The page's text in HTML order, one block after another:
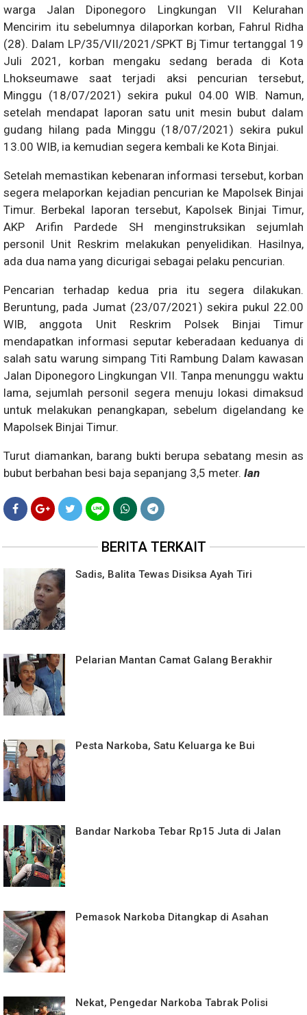
warga Jalan Diponegoro Lingkungan VII Kelurahan
Mencirim itu sebelumnya dilaporkan korban, Fahrul Ridha
(28). Dalam LP/35/VII/2021/SPKT Bj Timur tertanggal 19
Juli 2021, korban mengaku sedang berada di Kota
Lhokseumawe saat terjadi aksi pencurian tersebut,
Minggu (18/07/2021) sekira pukul 04.00 WIB. Namun,
setelah mendapat laporan satu unit mesin bubut dalam
gudang hilang pada Minggu (18/07/2021) sekira pukul
13.00 WIB, ia kemudian segera kembali ke Kota Binjai.
Setelah memastikan kebenaran informasi tersebut, korban
segera melaporkan kejadian pencurian ke Mapolsek Binjai
Timur. Berbekal laporan tersebut, Kapolsek Binjai Timur,
AKP Arifin Pardede SH menginstruksikan sejumlah
personil Unit Reskrim melakukan penyelidikan. Hasilnya,
ada dua nama yang dicurigai sebagai pelaku pencurian.
Pencarian terhadap kedua pria itu segera dilakukan.
Beruntung, pada Jumat (23/07/2021) sekira pukul 22.00
WIB, anggota Unit Reskrim Polsek Binjai Timur
mendapatkan informasi seputar keberadaan keduanya di
salah satu warung simpang Titi Rambung Dalam kawasan
Jalan Diponegoro Lingkungan VII. Tanpa menunggu waktu
lama, sejumlah personil segera menuju lokasi dimaksud
untuk melakukan penangkapan, sebelum digelandang ke
Mapolsek Binjai Timur.
Turut diamankan, barang bukti berupa sebatang mesin as
bubut berbahan besi baja sepanjang 3,5 meter. Ian
BERITA TERKAIT
Sadis, Balita Tewas Disiksa Ayah Tiri
Pelarian Mantan Camat Galang Berakhir
Pesta Narkoba, Satu Keluarga ke Bui
Bandar Narkoba Tebar Rp15 Juta di Jalan
Pemasok Narkoba Ditangkap di Asahan
Nekat, Pengedar Narkoba Tabrak Polisi